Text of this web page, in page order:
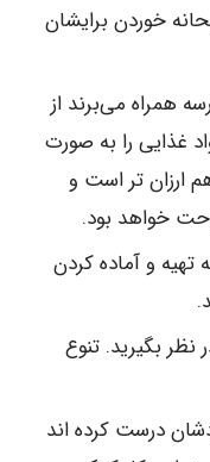
خوردن برایشان
همراه می‌برند از
غذایی را به صورت
ارزان تر است و
خواهد بود.
و آماده کردن
نظر بگیرید. تنوع
درست کرده اند